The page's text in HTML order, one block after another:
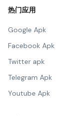
热门应用
Google Apk
Facebook Apk
Twitter apk
Telegram Apk
Youtube Apk